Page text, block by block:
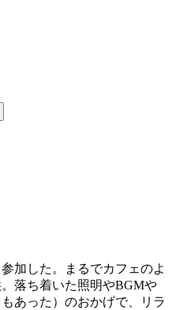
加した。まるでカフェのよ
落ち着いた照明やBGMや
あった）のおかげで、リラ